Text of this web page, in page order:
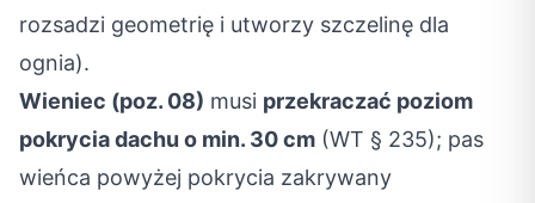
rozsadzi geometrię i utworzy szczelinę dla
ognia).
Wieniec (poz. 08) musi przekraczać poziom
pokrycia dachu o min. 30 cm (WT § 235); pas
wieńca powyżej pokrycia zakrywany